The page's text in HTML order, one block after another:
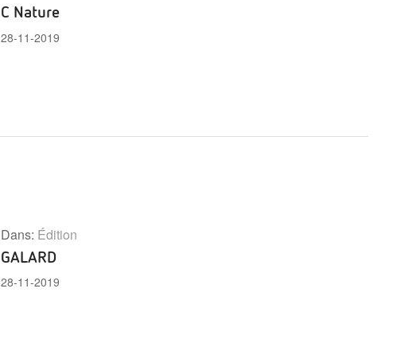
C Nature
28-11-2019
Dans: Édition
GALARD
28-11-2019